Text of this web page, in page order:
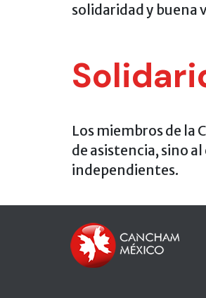
solidaridad y buena
Los miembros de la
de asistencia, sino
independientes.